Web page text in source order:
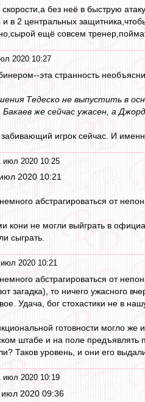
без неё в быструю
в 2 центральных
ещё совсем
2020 10:27
эта странность
Тедеско не выпустить в
же сейчас ужасен, а
игрок сейчас. И
июл 2020 10:25
2020 10:21
абстрагироваться от
кони не могли выйграть в
сыграть.
2020 10:21
абстрагироваться от
загадка), то ничего ужасного
Удача, бог стохастики не в
готовности могло же
штабе и на поле
Таков уровень, и они его
июл 2020 10:19
2020 09:36